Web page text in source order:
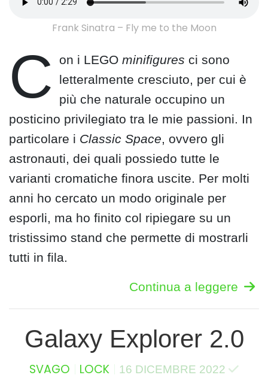
Frank Sinatra – Fly me to the Moon
C on i LEGOminifigures ci sono
letteralmente cresciuto, per cui è
più che naturale occupino un
posticino privilegiato tra le mie passioni. In
particolare i Classic Space, ovvero gli
astronauti, dei quali possiedo tutte le
varianti cromatiche finora uscite. Per molti
anni ho cercato un modo originale per
esporli, ma ho finito col ripiegare su un
tristissimo stand che permette di mostrarli
tutti in fila.
Continua a leggere
Galaxy Explorer 2.0
SVAGO LOCK 16 DICEMBRE 2022